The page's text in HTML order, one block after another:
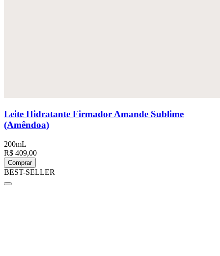
Leite Hidratante Firmador Amande Sublime
(Amêndoa)
200mL
R$ 409,00
Comprar
BEST-SELLER